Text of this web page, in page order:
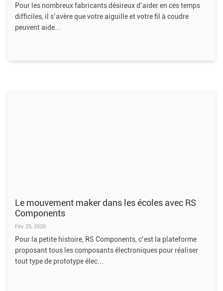
Pour les nombreux fabricants désireux d’aider en ces temps
difficiles, il s’avère que votre aiguille et votre fil à coudre
peuvent aide
Le mouvement maker dans les écoles avec RS
Components
Fév 25, 2020
Pour la petite histoire, RS Components, c’est la plateforme
proposant tous les composants électroniques pour réaliser
tout type de prototype élec